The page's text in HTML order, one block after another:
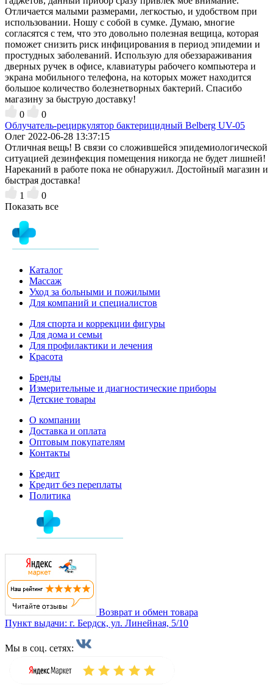
Отличается малыми размерами, легкостью, и удобством при
использовании. Ношу с собой в сумке. Думаю, многие
согласятся с тем, что это довольно полезная вещица, которая
поможет снизить риск инфицирования в период эпидемии и
простудных заболеваний. Использую для обеззараживания
дверных ручек в офисе, клавиатуры рабочего компьютера и
экрана мобильного телефона, на которых может находится
большое количество болезнетворных бактерий. Спасибо
магазину за быструю доставку!
0
0
Облучатель-рециркулятор бактерицидный Belberg UV-05
Олег 2022-06-28 13:37:15
Отличная вещь! В связи со сложившейся эпидемиологической
ситуацией дезинфекция помещения никогда не будет лишней!
Нареканий в работе пока не обнаружил. Достойный магазин и
быстрая доставка!
1
0
Показать все
Каталог
Массаж
Уход за больными и пожилыми
Для компаний и специалистов
Для спорта и коррекции фигуры
Для дома и семьи
Для профилактики и лечения
Красота
Бренды
Измерительные и диагностические приборы
Детские товары
О компании
Доставка и оплата
Оптовым покупателям
Контакты
Кредит
Кредит без переплаты
Политика
Возврат и обмен товара
Пункт выдачи: г. Бердск, ул. Линейная, 5/10
Мы в соц. сетях: